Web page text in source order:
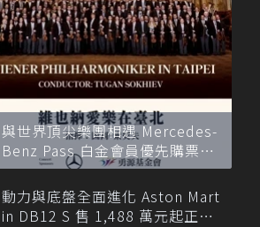
與世界頂尖樂團相遇 Mercedes-
Benz Pass 白金會員優先購票維
也納愛樂
動力與底盤全面進化 Aston Mart
in DB12 S 售 1,488 萬元起正式